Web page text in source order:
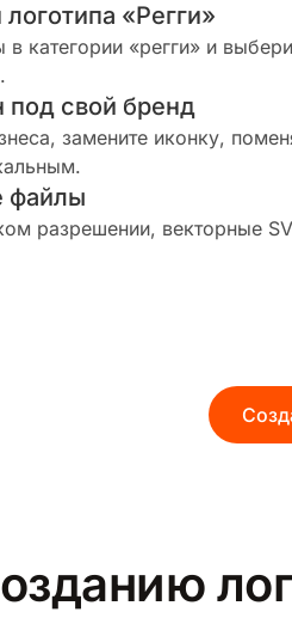
«Регги»
категории «регги» и
под свой бренд
замените иконку,
файлы
разрешении, векторные